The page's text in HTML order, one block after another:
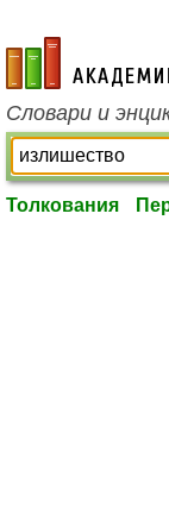
academic.ru
Словари и
Толкования